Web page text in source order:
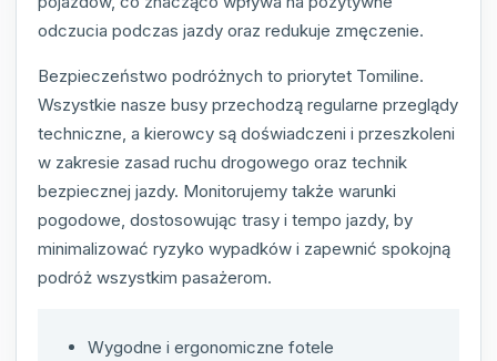
odczucia podczas jazdy oraz redukuje zmęczenie.
Bezpieczeństwo podróżnych to priorytet Tomiline.
Wszystkie nasze busy przechodzą regularne przeglądy
techniczne, a kierowcy są doświadczeni i przeszkoleni
w zakresie zasad ruchu drogowego oraz technik
bezpiecznej jazdy. Monitorujemy także warunki
pogodowe, dostosowując trasy i tempo jazdy, by
minimalizować ryzyko wypadków i zapewnić spokojną
podróż wszystkim pasażerom.
Wygodne i ergonomiczne fotele